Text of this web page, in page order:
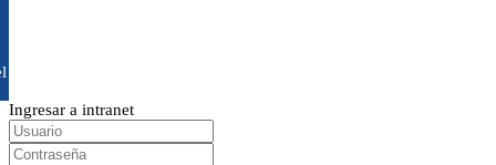
Ingresar a intranet